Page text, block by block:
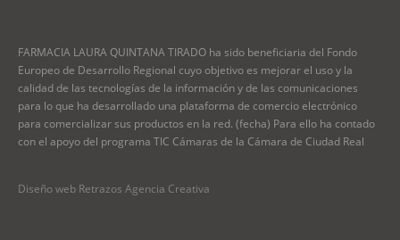
FARMACIA LAURA QUINTANA TIRADO ha sido beneficiaria del Fondo
Europeo de Desarrollo Regional cuyo objetivo es mejorar el uso y la
calidad de las tecnologías de la información y de las comunicaciones
para lo que ha desarrollado una plataforma de comercio electrónico
para comercializar sus productos en la red. (fecha) Para ello ha contado
con el apoyo del programa TIC Cámaras de la Cámara de Ciudad Real
Diseño web Retrazos Agencia Creativa